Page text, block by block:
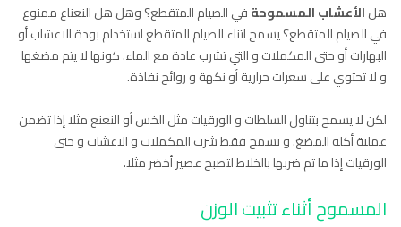
هلالأعشاب المسموحةفي الصيام المتقطع؟ وهل هل النعناع ممنوع
في الصيام المتقطع؟ يسمح اثناء الصيام المتقطع استخدام بودة الاعشاب أو
البهارات أو حتى المكملات و التي تشرب عادة مع الماء. كونها لا يتم مضغها
و لا تحتوي على سعرات حرارية أو نكهة و روائح نفاذة.
لكن لا يسمح بتناول السلطات و الورقيات مثل الخس أو النعنع مثلا إذا تضمن
عملية أكله المضغ. و يسمح فقط شرب المكملات و الاعشاب و حتى
الورقيات إذا ما تم ضربها بالخلاط لتصبح عصير أخضر مثلا.
المسموح أثناء تثبيت الوزن